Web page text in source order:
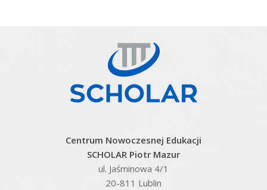
Centrum Nowoczesnej Edukacji
SCHOLAR Piotr Mazur
ul. Jaśminowa 4/1
20-811 Lublin